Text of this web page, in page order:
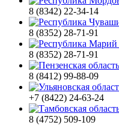
8 (8342) 22-34-14
8 (8352) 28-71-91
8 (8352) 28-71-91
8 (8412) 99-88-09
+7 (8422) 24-63-24
8 (4752) 509-109